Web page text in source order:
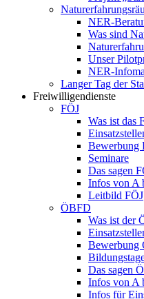
NER-
Was sind
Unser
NER-
Langer Tag der
Freiwilligendienste
FÖJ
Was ist das
Bewerbung
Seminare
Das sagen
Infos von A
Leitbild FÖJ
ÖBFD
Was ist der
Bewerbung
Das sagen
Infos von A
Infos für